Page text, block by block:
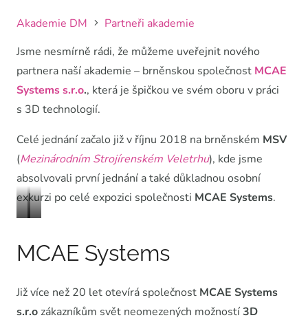
Akademie DM
Partneři akademie
Jsme nesmírně rádi, že můžeme uveřejnit nového
partnera naší akademie – brněnskou společnost MCAE
Systems s.r.o., která je špičkou ve svém oboru v práci
s 3D technologií.
Celé jednání začalo již v říjnu 2018 na brněnském MSV
(Mezinárodním Strojírenském Veletrhu), kde jsme
absolvovali první jednání a také důkladnou osobní
exkurzi po celé expozici společnosti MCAE Systems.
Expozice
na
2018
Foto
MCAE Systems
Již více než 20 let otevírá společnost MCAE Systems
s.r.o zákazníkům svět neomezených možností3D